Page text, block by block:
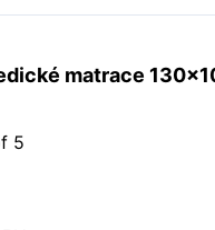
matrace
5